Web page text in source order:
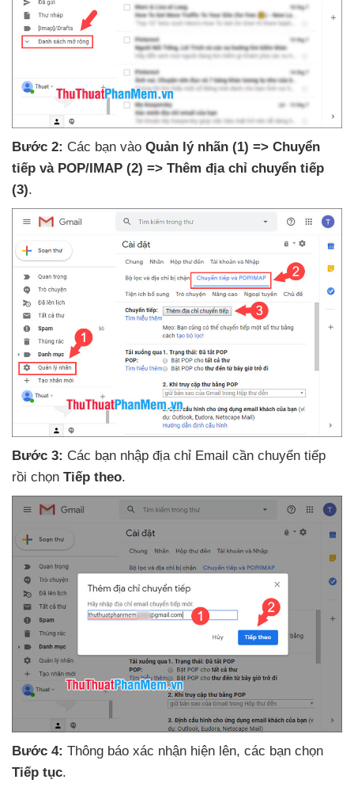
Bước 2: Các bạn vào Quản lý nhãn (1) => Chuyển
tiếp và POP/IMAP (2) => Thêm địa chỉ chuyển tiếp
(3).
Bước 3: Các bạn nhập địa chỉ Email cần chuyển tiếp
rồi chọn Tiếp theo.
Bước 4: Thông báo xác nhận hiện lên, các bạn chọn
Tiếp tục.